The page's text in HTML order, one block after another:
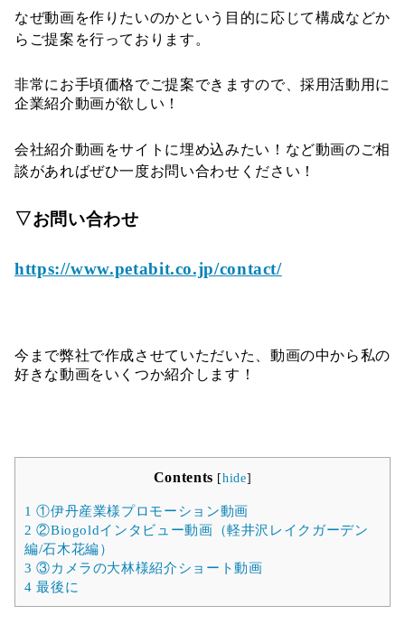
なぜ動画を作りたいのかという目的に応じて構成などか
らご提案を行っております。
非常にお手頃価格でご提案できますので、採用活動用に
企業紹介動画が欲しい！
会社紹介動画をサイトに埋め込みたい！など動画のご相
談があればぜひ一度お問い合わせください！
▽お問い合わせ
https://www.petabit.co.jp/contact/
今まで弊社で作成させていただいた、動画の中から私の
好きな動画をいくつか紹介します！
Contents [hide]
1 ①伊丹産業様プロモーション動画
2 ②Biogoldインタビュー動画（軽井沢レイクガーデン
編/石木花編）
3 ③カメラの大林様紹介ショート動画
4 最後に